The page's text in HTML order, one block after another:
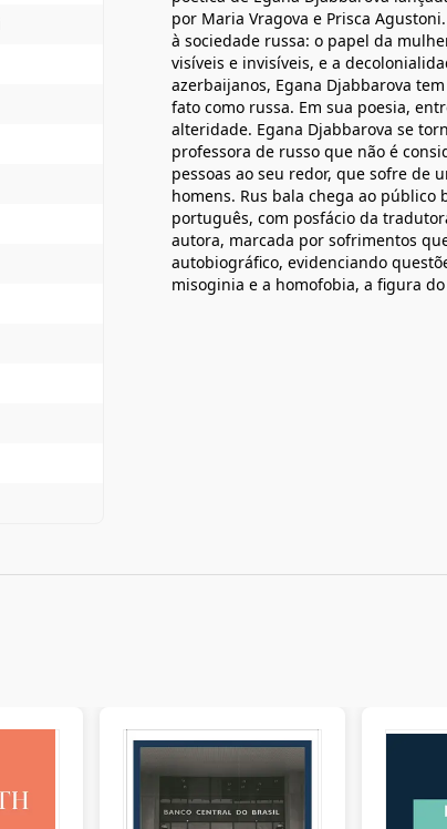
por Maria Vragova e Prisca
à sociedade russa: o papel da
visíveis e invisíveis, e a
azerbaijanos, Egana Djabbarova
fato como russa. Em sua poesia,
alteridade. Egana Djabbarova se
professora de russo que não é
pessoas ao seu redor, que sofre de
homens. Rus bala chega ao
português, com posfácio da
autora, marcada por sofrimentos
autobiográfico, evidenciando
misoginia e a homofobia, a figura